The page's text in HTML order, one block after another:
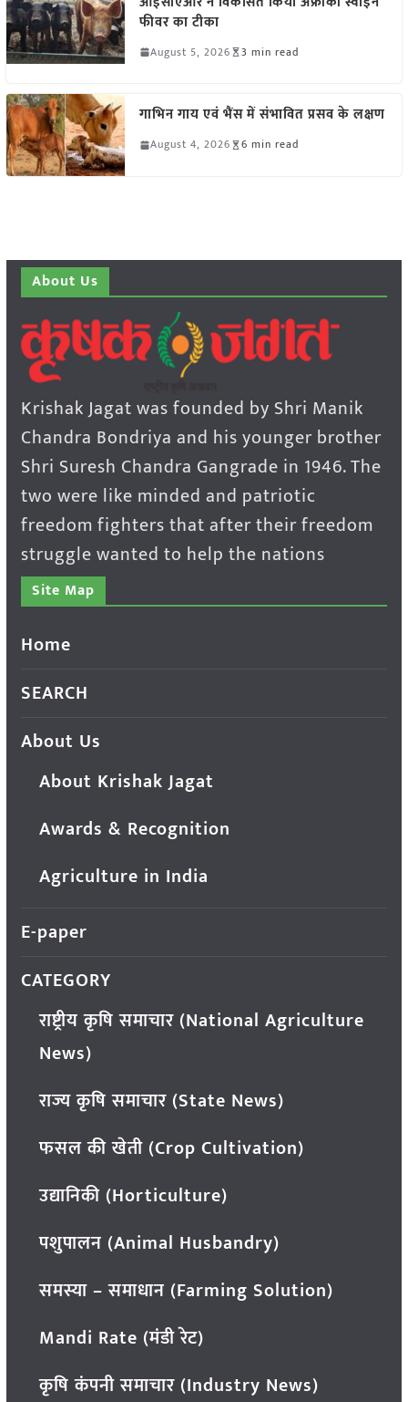
फीवर का टीका
August 5, 2026 3 min read
गाभिन गाय एवं भैंस में संभावित प्रसव के लक्षण
August 4, 2026 6 min read
About Us
Krishak Jagat was founded by Shri Manik
Chandra Bondriya and his younger brother
Shri Suresh Chandra Gangrade in 1946. The
two were like minded and patriotic
freedom fighters that after their freedom
struggle wanted to help the nations
Site Map
Home
SEARCH
About Us
About Krishak Jagat
Awards & Recognition
Agriculture in India
E-paper
CATEGORY
राष्ट्रीय कृषि समाचार (National Agriculture
News)
राज्य कृषि समाचार (State News)
फसल की खेती (Crop Cultivation)
उद्यानिकी (Horticulture)
पशुपालन (Animal Husbandry)
समस्या – समाधान (Farming Solution)
Mandi Rate (मंडी रेट)
कृषि कंपनी समाचार (Industry News)